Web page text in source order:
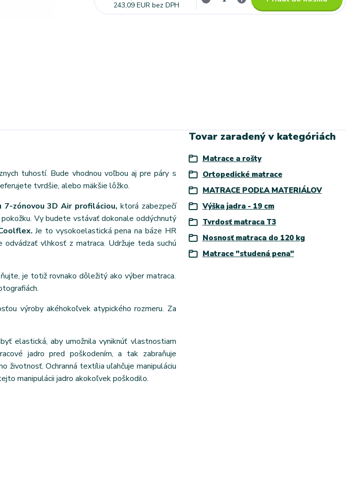
243,09 EUR bez DPH
tuhostí. Bude vhodnou voľbou aj pre páry s
tvrdšie, alebo mäkšie lôžko.
7-zónovou 3D Air profiláciou, ktorá zabezpečí
Vy budete vstávať dokonale oddýchnutý
Je to vysokoelastická pena na báze HR
vlhkosť z matraca. Udržuje teda suchú
je totiž rovnako dôležitý ako výber matraca.
výroby akéhokoľvek atypického rozmeru. Za
elastická, aby umožnila vyniknúť vlastnostiam
jadro pred poškodením, a tak zabraňuje
životnosť. Ochranná textília uľahčuje manipuláciu
manipulácii jadro akokoľvek poškodilo.
Tovar zaradený v kategóriách
Matrace a rošty
Ortopedické matrace
MATRACE PODĽA MATERIÁLOV
Výška jadra - 19 cm
Tvrdosť matraca T3
Nosnosť matraca do 120 kg
Matrace "studená pena"